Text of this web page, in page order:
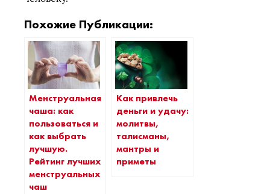
Похожие Публикации:
Менструальная
чаша: как
пользоваться и
как выбрать
лучшую.
Рейтинг лучших
менструальных
чаш
Как привлечь
деньги и удачу:
молитвы,
талисманы,
мантры и
приметы